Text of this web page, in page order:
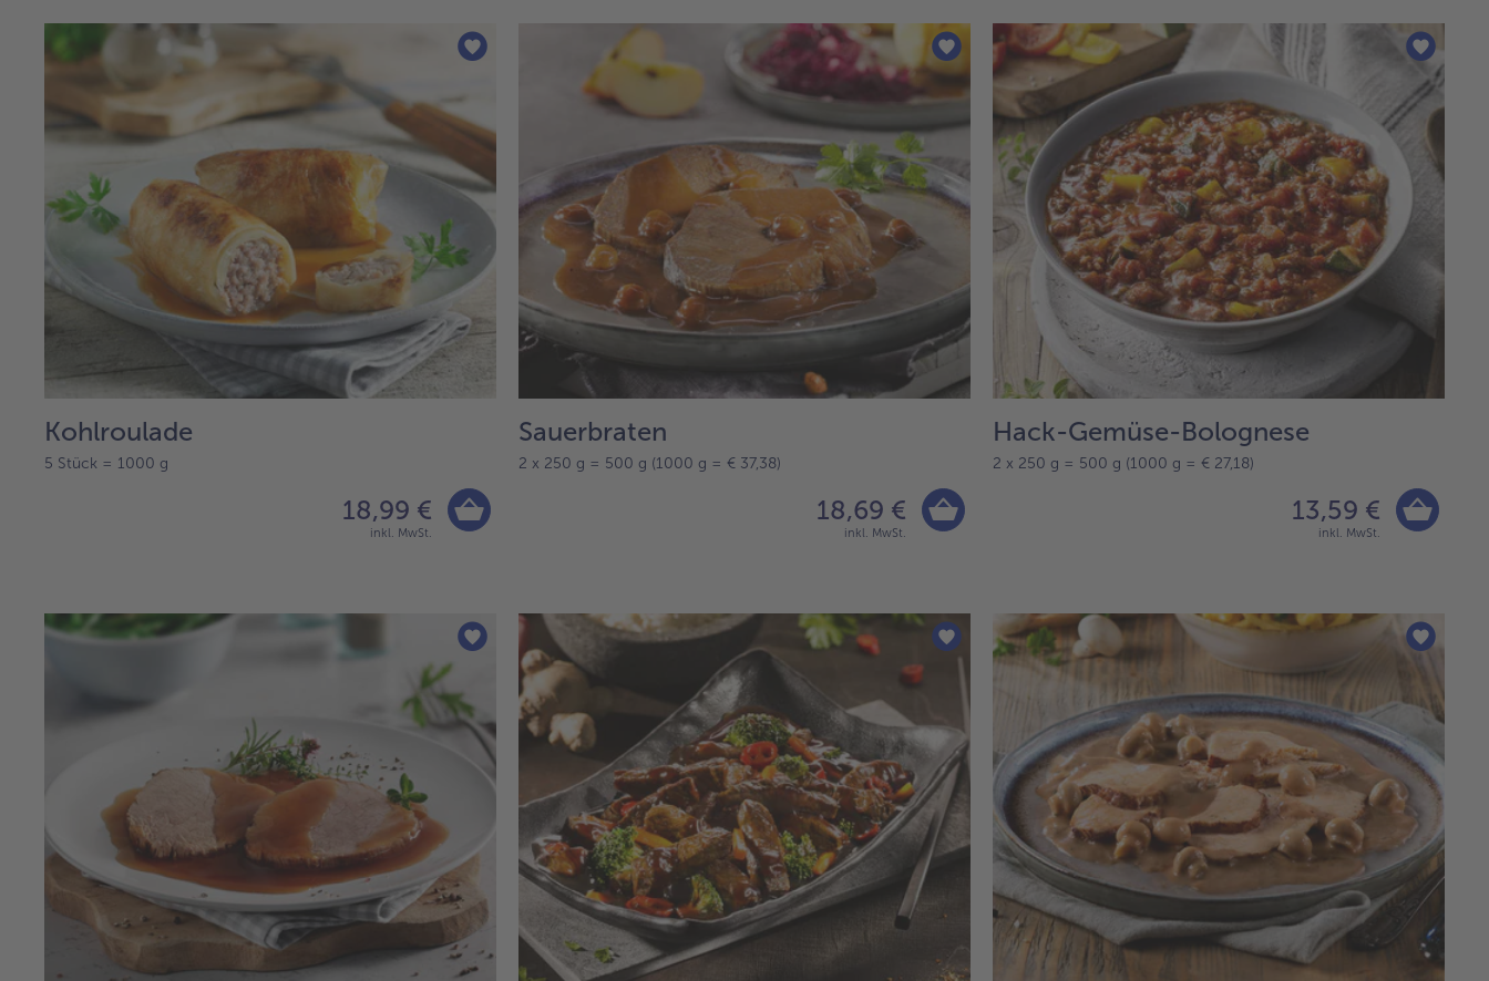
in
Liste.
Kohlroulade
5 Stück = 1000 g
18,99 €
inkl. MwSt.
Sauerbraten
2 x 250 g = 500 g (1000 g = € 37,38)
18,69 €
inkl. MwSt.
Hack-Gemüse-Bolognese
2 x 250 g = 500 g (1000 g = € 27,18)
13,59 €
inkl. MwSt.